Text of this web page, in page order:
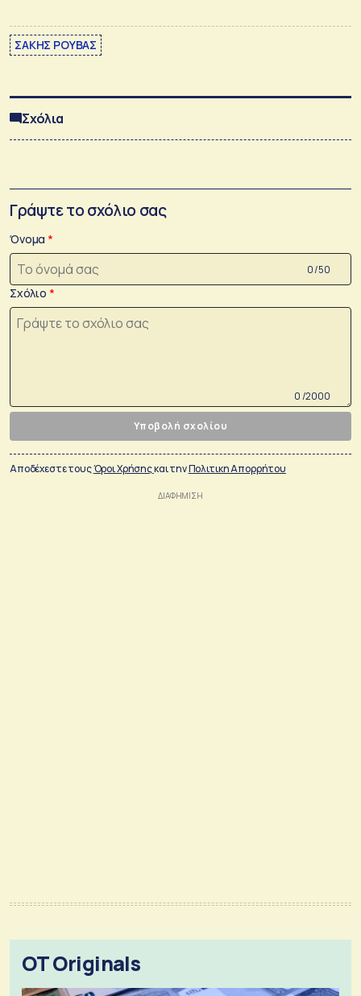
ΣΑΚΗΣ ΡΟΥΒΑΣ
Σχόλια
Γράψτε το σχόλιο σας
Όνομα
0 /50
Σχόλιο
0 /2000
Υποβολή σχολίου
Αποδέχεστε τουςΌροι Χρήσηςκαι τηνΠολιτικη Απορρήτου
OT Originals